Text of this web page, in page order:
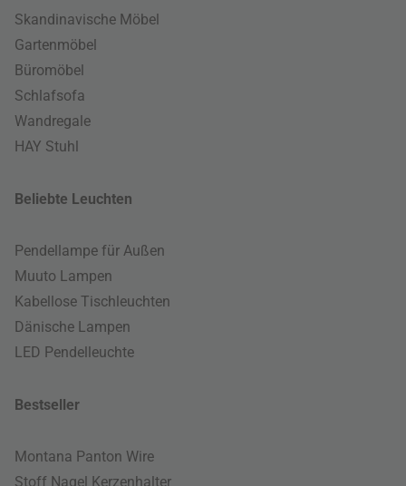
Skandinavische Möbel
Gartenmöbel
Büromöbel
Schlafsofa
Wandregale
HAY Stuhl
Beliebte Leuchten
Pendellampe für Außen
Muuto Lampen
Kabellose Tischleuchten
Dänische Lampen
LED Pendelleuchte
Bestseller
Montana Panton Wire
Stoff Nagel Kerzenhalter